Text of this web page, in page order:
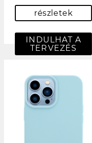
részletek
INDULHAT A
TERVEZÉS